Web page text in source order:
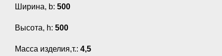
Ширина, b: 500
Высота, h: 500
Масса изделия,т.: 4,5